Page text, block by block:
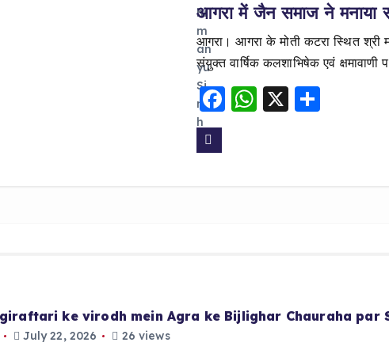
आगरा में जैन समाज ने मनाया
आगरा। आगरा के मोती कटरा स्थित श्री
संयुक्त वार्षिक कलशाभिषेक एवं क्षमावाणी
F WX S
ke virodh mein Agra ke Bijlighar Chauraha par
July 22, 2026 26 views